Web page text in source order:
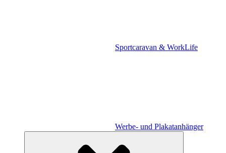
Sportcaravan & WorkLife
Werbe- und Plakatanhänger